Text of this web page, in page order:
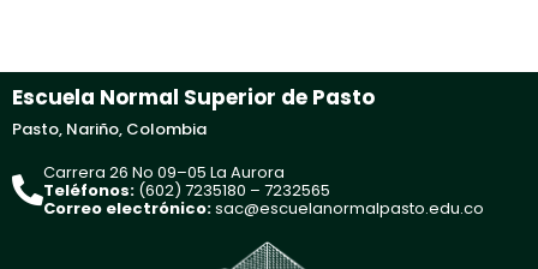
Escuela Normal Superior de Pasto
Pasto, Nariño, Colombia
Carrera 26 No 09–05 La Aurora
Teléfonos: (602) 7235180 – 7232565
Correo electrónico:sac@escuelanormalpasto.edu.co